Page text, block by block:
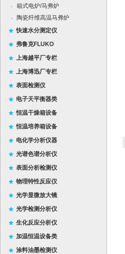
·
箱式电炉/马弗炉
·
陶瓷纤维高温马弗炉
快速水分测定仪
弗鲁克FLUKO
上海越平厂专栏
上海博迅厂专栏
表面检测仪
电子天平衡器类
恒温干燥箱设备
恒温培养箱设备
电化学分析仪器
光谱色谱分析仪
表面分析检测仪
物理特性反应仪
光学显微放大镜
光学检测分析仪
生化反应分析仪
加温恒温设备类
涂料油墨检测仪